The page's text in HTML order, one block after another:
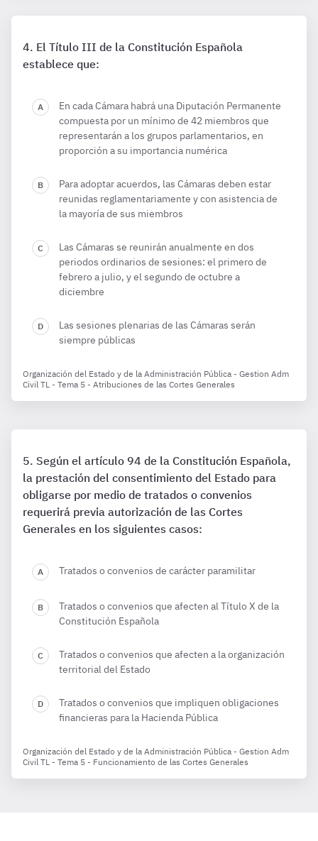
El Título III de la Constitución Española
establece que:
En cada Cámara habrá una Diputación Permanente
compuesta por un mínimo de 42 miembros que
representarán a los grupos parlamentarios, en
proporción a su importancia numérica
Para adoptar acuerdos, las Cámaras deben estar
reunidas reglamentariamente y con asistencia de
la mayoría de sus miembros
Las Cámaras se reunirán anualmente en dos
periodos ordinarios de sesiones: el primero de
febrero a julio, y el segundo de octubre a
diciembre
Las sesiones plenarias de las Cámaras serán
siempre públicas
Organización del Estado y de la Administración Pública - Gestion Adm
Civil TL - Tema 5 - Atribuciones de las Cortes Generales
Según el artículo 94 de la Constitución Española,
la prestación del consentimiento del Estado para
obligarse por medio de tratados o convenios
requerirá previa autorización de las Cortes
Generales en los siguientes casos:
Tratados o convenios de carácter paramilitar
Tratados o convenios que afecten al Título X de la
Constitución Española
Tratados o convenios que afecten a la organización
territorial del Estado
Tratados o convenios que impliquen obligaciones
financieras para la Hacienda Pública
Organización del Estado y de la Administración Pública - Gestion Adm
Civil TL - Tema 5 - Funcionamiento de las Cortes Generales